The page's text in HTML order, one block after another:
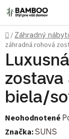
Prejsť na obsah
Domov
/ Záhradný
záhradná rohová
zostava
biela/
Priemerné
Neohodnotené
Značka:SUNS